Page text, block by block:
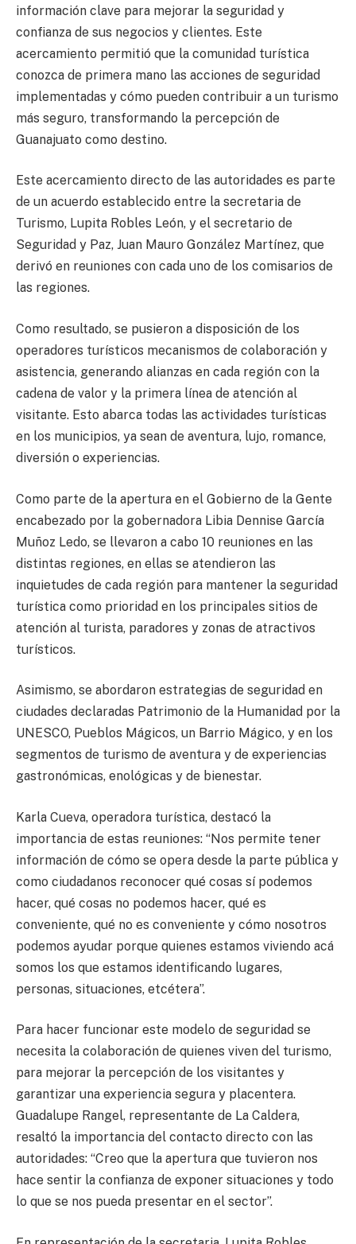
información clave para mejorar la seguridad y
confianza de sus negocios y clientes. Este
acercamiento permitió que la comunidad turística
conozca de primera mano las acciones de seguridad
implementadas y cómo pueden contribuir a un turismo
más seguro, transformando la percepción de
Guanajuato como destino.
Este acercamiento directo de las autoridades es parte
de un acuerdo establecido entre la secretaria de
Turismo, Lupita Robles León, y el secretario de
Seguridad y Paz, Juan Mauro González Martínez, que
derivó en reuniones con cada uno de los comisarios de
las regiones.
Como resultado, se pusieron a disposición de los
operadores turísticos mecanismos de colaboración y
asistencia, generando alianzas en cada región con la
cadena de valor y la primera línea de atención al
visitante. Esto abarca todas las actividades turísticas
en los municipios, ya sean de aventura, lujo, romance,
diversión o experiencias.
Como parte de la apertura en el Gobierno de la Gente
encabezado por la gobernadora Libia Dennise García
Muñoz Ledo, se llevaron a cabo 10 reuniones en las
distintas regiones, en ellas se atendieron las
inquietudes de cada región para mantener la seguridad
turística como prioridad en los principales sitios de
atención al turista, paradores y zonas de atractivos
turísticos.
Asimismo, se abordaron estrategias de seguridad en
ciudades declaradas Patrimonio de la Humanidad por la
UNESCO, Pueblos Mágicos, un Barrio Mágico, y en los
segmentos de turismo de aventura y de experiencias
gastronómicas, enológicas y de bienestar.
Karla Cueva, operadora turística, destacó la
importancia de estas reuniones: “Nos permite tener
información de cómo se opera desde la parte pública y
como ciudadanos reconocer qué cosas sí podemos
hacer, qué cosas no podemos hacer, qué es
conveniente, qué no es conveniente y cómo nosotros
podemos ayudar porque quienes estamos viviendo acá
somos los que estamos identificando lugares,
personas, situaciones, etcétera”.
Para hacer funcionar este modelo de seguridad se
necesita la colaboración de quienes viven del turismo,
para mejorar la percepción de los visitantes y
garantizar una experiencia segura y placentera.
Guadalupe Rangel, representante de La Caldera,
resaltó la importancia del contacto directo con las
autoridades: “Creo que la apertura que tuvieron nos
hace sentir la confianza de exponer situaciones y todo
lo que se nos pueda presentar en el sector”.